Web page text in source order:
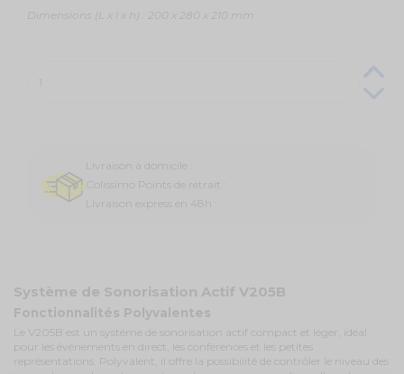
Dimensions (L x l x h) : 200 x 280 x 210 mm
Livraison à domicile :
Colissimo Points de retrait :
Livraison express en 48h :
Système de Sonorisation Actif V205B
Fonctionnalités Polyvalentes
Le V205B est un système de sonorisation actif compact et léger, idéal
pour les événements en direct, les conférences et les petites
représentations. Polyvalent, il offre la possibilité de contrôler le niveau des